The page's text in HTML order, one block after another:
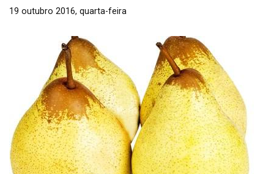
19 outubro 2016, quarta-feira